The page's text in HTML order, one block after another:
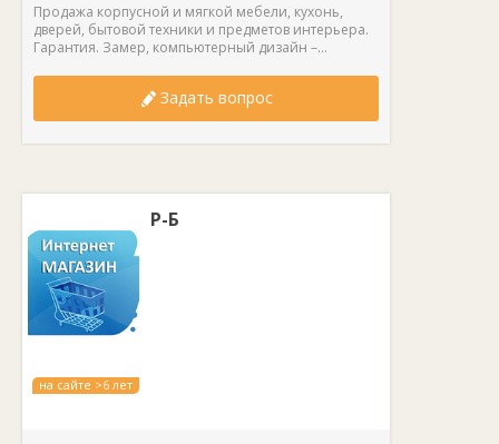
Продажа корпусной и мягкой мебели, кухонь,
дверей, бытовой техники и предметов интерьера.
Гарантия. Замер, компьютерный дизайн –...
Задать вопрос
на сайте >6 лет
Р-Б